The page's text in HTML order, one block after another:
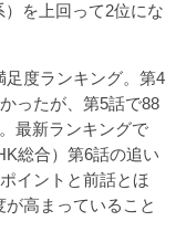
を上回って2位にな
度ランキング。第4
ったが、第5話で88
最新ランキングで
総合）第6話の追い
イントと前話とほ
高まっていること